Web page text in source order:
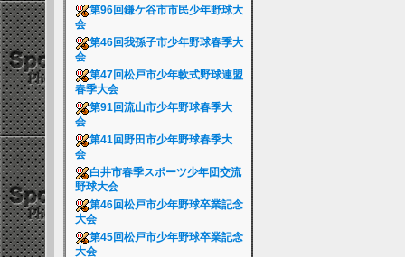
第96回鎌ケ谷市市民少年野球大
会
第46回我孫子市少年野球春季大
会
第47回松戸市少年軟式野球連盟
春季大会
第91回流山市少年野球春季大
会
第41回野田市少年野球春季大
会
白井市春季スポーツ少年団交流
野球大会
第46回松戸市少年野球卒業記念
大会
第45回松戸市少年野球卒業記念
大会